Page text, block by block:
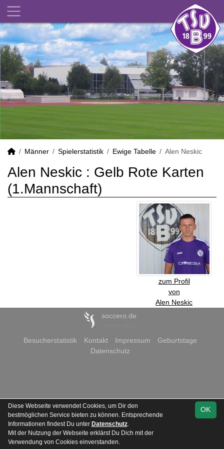
Männer Spielerstatistik Ewige Tabelle Alen Neskic
Alen Neskic : Gelb Rote Karten
(1.Mannschaft)
zum Profil
von
Alen Neskic
soccero.de
Besucherstatistik Kontakt Impressum
Geburtstage
Datenschutz
OK
Diese Webseite verwendet Cookies, um Dir den
bestmöglichen Service bieten zu können. Entsprechende
Informationen findest Du unter Datenschutz.
Mit der Nutzung der Webseite erklärst Du Dich mit der
Verwendung von Cookies einverstanden.